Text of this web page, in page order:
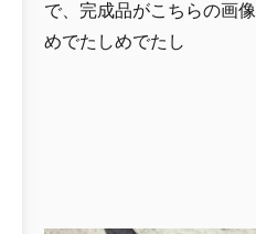
で、完成品がこちらの画像
めでたしめでたし